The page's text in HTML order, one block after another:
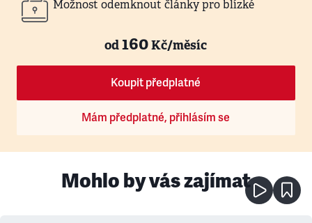
Možnost odemknout články pro blízké
od160Kč/měsíc
Koupit předplatné
Mám předplatné, přihlásím se
Mohlo by vás zajímat